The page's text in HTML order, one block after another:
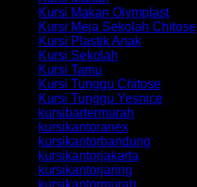
Kursi Makan Olymplast
Kursi Meja Sekolah Chitose
Kursi Plastik Anak
Kursi Sekolah
Kursi Tamu
Kursi Tunggu Chitose
Kursi Tunggu Yesnice
kursibartermurah
kursikantoranex
kursikantorbandung
kursikantorjakarta
kursikantorjaring
kursikantormurah